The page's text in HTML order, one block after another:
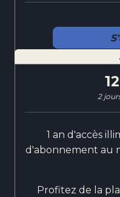
2
1 an d'accès
d'abonnement au
Profitez de la